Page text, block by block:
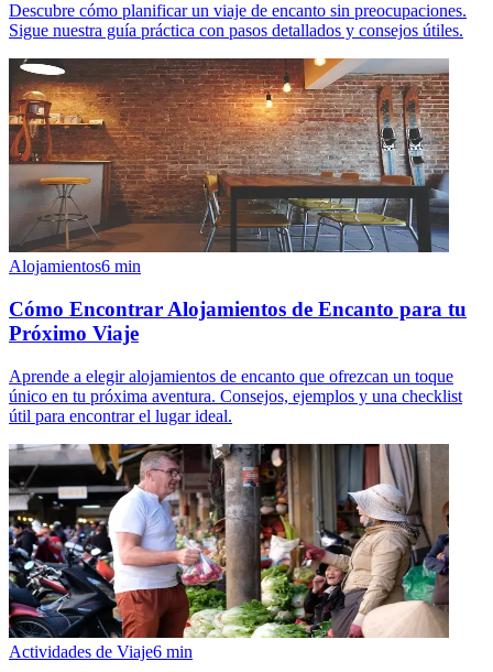
Descubre cómo planificar un viaje de encanto sin preocupaciones.
Sigue nuestra guía práctica con pasos detallados y consejos útiles.
Alojamientos6 min
Cómo Encontrar Alojamientos de Encanto para tu
Próximo Viaje
Aprende a elegir alojamientos de encanto que ofrezcan un toque
único en tu próxima aventura. Consejos, ejemplos y una checklist
útil para encontrar el lugar ideal.
Actividades de Viaje6 min